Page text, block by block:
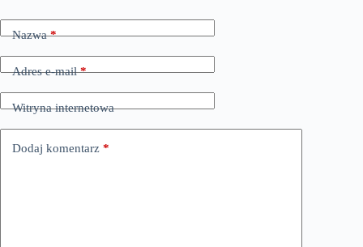
Nazwa*
Adres e-mail*
Witryna internetowa
Dodaj komentarz *